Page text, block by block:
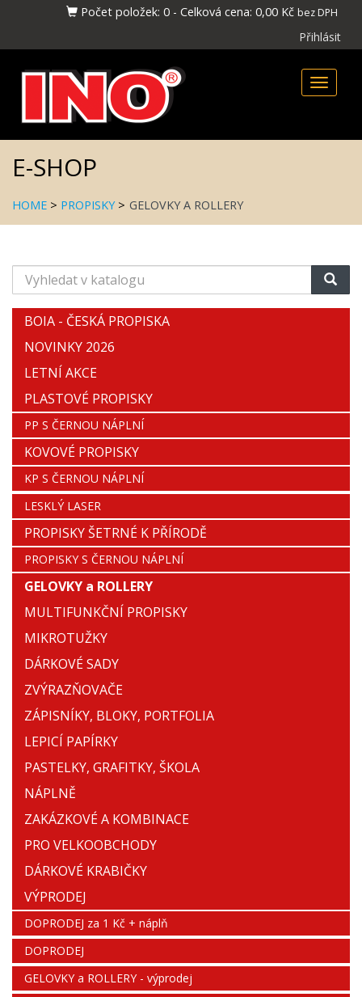
Počet položek: 0 - Celková cena: 0,00 Kč bez DPH
Přihlásit
Toggle
E-SHOP
HOME > PROPISKY> GELOVKY A ROLLERY
Vyhledat
v
katalogu
BOIA - ČESKÁ PROPISKA
NOVINKY 2026
LETNÍ AKCE
PLASTOVÉ PROPISKY
PP S ČERNOU NÁPLNÍ
KOVOVÉ PROPISKY
KP S ČERNOU NÁPLNÍ
LESKLÝ LASER
PROPISKY ŠETRNÉ K PŘÍRODĚ
PROPISKY S ČERNOU NÁPLNÍ
GELOVKY a ROLLERY
MULTIFUNKČNÍ PROPISKY
MIKROTUŽKY
DÁRKOVÉ SADY
ZVÝRAZŇOVAČE
ZÁPISNÍKY, BLOKY, PORTFOLIA
LEPICÍ PAPÍRKY
PASTELKY, GRAFITKY, ŠKOLA
NÁPLNĚ
ZAKÁZKOVÉ A KOMBINACE
PRO VELKOOBCHODY
DÁRKOVÉ KRABIČKY
VÝPRODEJ
DOPRODEJ za 1 Kč + náplň
DOPRODEJ
GELOVKY a ROLLERY - výprodej